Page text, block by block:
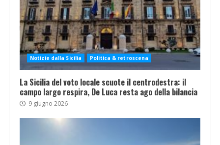
Notizie dalla Sicilia Politica & retroscena
La Sicilia del voto locale scuote il centrodestra: il
campo largo respira, De Luca resta ago della bilancia
9 giugno 2026